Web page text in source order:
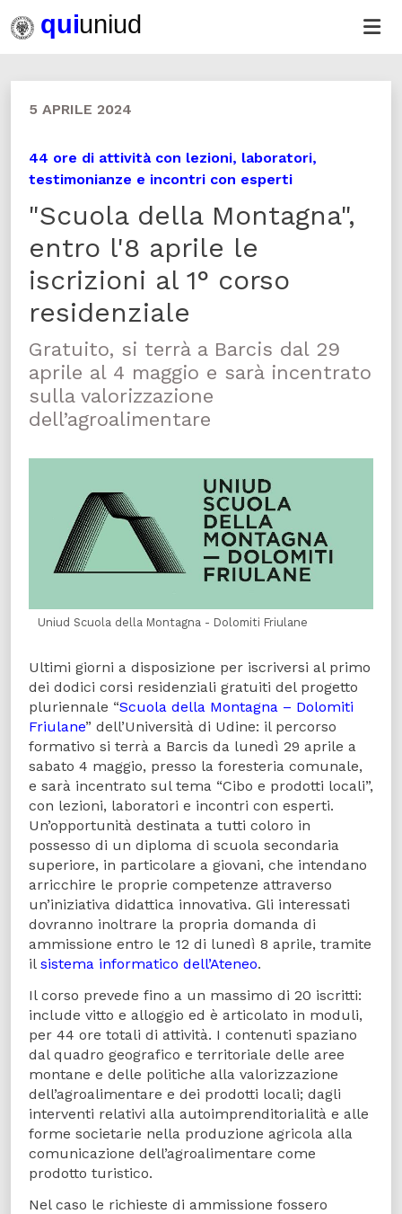
5 APRILE 2024
44 ore di attività con lezioni, laboratori,
testimonianze e incontri con esperti
"Scuola della Montagna",
entro l'8 aprile le
iscrizioni al 1° corso
residenziale
Gratuito, si terrà a Barcis dal 29
aprile al 4 maggio e sarà incentrato
sulla valorizzazione
dell’agroalimentare
Uniud Scuola della Montagna - Dolomiti Friulane
Ultimi giorni a disposizione per iscriversi al primo
dei dodici corsi residenziali gratuiti del progetto
pluriennale “Scuola della Montagna – Dolomiti
Friulane” dell’Università di Udine: il percorso
formativo si terrà a Barcis da lunedì 29 aprile a
sabato 4 maggio, presso la foresteria comunale,
e sarà incentrato sul tema “Cibo e prodotti locali”,
con lezioni, laboratori e incontri con esperti.
Un’opportunità destinata a tutti coloro in
possesso di un diploma di scuola secondaria
superiore, in particolare a giovani, che intendano
arricchire le proprie competenze attraverso
un’iniziativa didattica innovativa. Gli interessati
dovranno inoltrare la propria domanda di
ammissione entro le 12 di lunedì 8 aprile, tramite
il sistema informatico dell’Ateneo.
Il corso prevede fino a un massimo di 20 iscritti:
include vitto e alloggio ed è articolato in moduli,
per 44 ore totali di attività. I contenuti spaziano
dal quadro geografico e territoriale delle aree
montane e delle politiche alla valorizzazione
dell’agroalimentare e dei prodotti locali; dagli
interventi relativi alla autoimprenditorialità e alle
forme societarie nella produzione agricola alla
comunicazione dell’agroalimentare come
prodotto turistico.
Nel caso le richieste di ammissione fossero